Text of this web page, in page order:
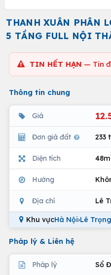
THANH XUÂN PHÂN
5 TẦNG FULL NỘI
TIN HẾT HẠN — Tin
Thông tin chung
Giá
Đơn giá đất 233
Diện tích 48m
Hướng
Địa chỉ Lê
Khu vựcHà Nội›Lê
Pháp lý & Liên hệ
Pháp lý Sổ